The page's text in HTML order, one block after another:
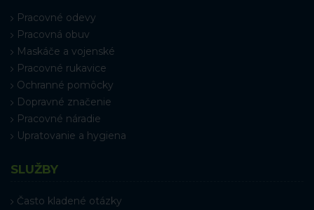
Pracovné odevy
Pracovná obuv
Maskáče a vojenské
Pracovné rukavice
Ochranné pomôcky
Dopravné značenie
Pracovné náradie
Upratovanie a hygiena
SLUŽBY
Často kladené otázky